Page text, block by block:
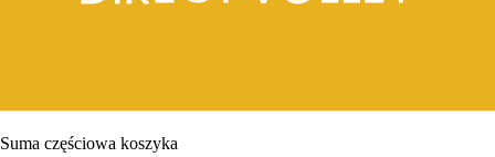
Suma częściowa koszyka